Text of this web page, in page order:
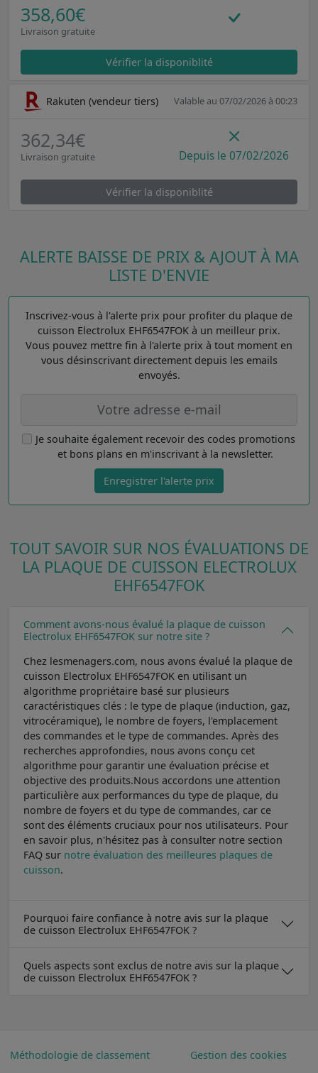
358,60€
Livraison gratuite
Vérifier la disponiblité
Rakuten (vendeur tiers) Valable au 07/02/2026 à 00:23
362,34€
Livraison gratuite Depuis le 07/02/2026
Vérifier la disponiblité
ALERTE BAISSE DE PRIX & AJOUT À MA
LISTE D'ENVIE
Inscrivez-vous à l'alerte prix pour profiter du plaque de
cuisson Electrolux EHF6547FOK à un meilleur prix.
Vous pouvez mettre fin à l'alerte prix à tout moment en
vous désinscrivant directement depuis les emails
envoyés.
Je souhaite également recevoir des codes promotions
et bons plans en m'inscrivant à la newsletter.
Enregistrer l'alerte prix
TOUT SAVOIR SUR NOS ÉVALUATIONS DE
LA PLAQUE DE CUISSON ELECTROLUX
EHF6547FOK
Comment avons-nous évalué la plaque de cuisson
Electrolux EHF6547FOK sur notre site ?
Chez lesmenagers.com, nous avons évalué la plaque de
cuisson Electrolux EHF6547FOK en utilisant un
algorithme propriétaire basé sur plusieurs
caractéristiques clés : le type de plaque (induction, gaz,
vitrocéramique), le nombre de foyers, l'emplacement
des commandes et le type de commandes. Après des
recherches approfondies, nous avons conçu cet
algorithme pour garantir une évaluation précise et
objective des produits.Nous accordons une attention
particulière aux performances du type de plaque, du
nombre de foyers et du type de commandes, car ce
sont des éléments cruciaux pour nos utilisateurs. Pour
en savoir plus, n'hésitez pas à consulter notre section
FAQ sur notre évaluation des meilleures plaques de
cuisson.
Pourquoi faire confiance à notre avis sur la plaque
de cuisson Electrolux EHF6547FOK ?
Quels aspects sont exclus de notre avis sur la plaque
de cuisson Electrolux EHF6547FOK ?
Méthodologie de classement Gestion des cookies